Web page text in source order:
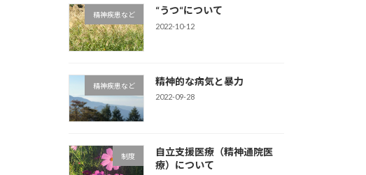
精神疾患など “うつ“について
2022-10-12
精神疾患など 精神的な病気と暴力
2022-09-28
制度
自立支援医療（精神通院医
療）について